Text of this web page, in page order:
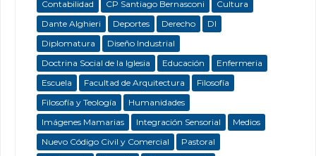
Contabilidad
CP Santiago Bernasconi
Cultura
Dante Alghieri
Deportes Derecho
DI
Diplomatura
Diseño Industrial
Doctrina Social de la Iglesia
Educación
Enfermeria
Escuela
Facultad de Arquitectura
Filosofía
Filosofía y Teología
Humanidades
Imágenes Mamarias
Integración Sensorial
Medios
Nuevo Código Civil y Comercial
Pastoral